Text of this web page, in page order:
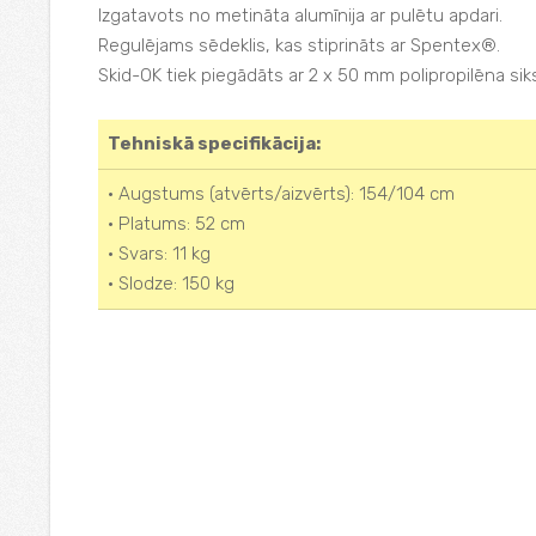
Izgatavots no metināta alumīnija ar pulētu apdari.
Regulējams sēdeklis, kas stiprināts ar Spentex®.
Skid-OK tiek piegādāts ar 2 x 50 mm polipropilēna
Tehniskā specifikācija:
• Augstums (atvērts/aizvērts): 154/104 cm
• Platums: 52 cm
• Svars: 11 kg
• Slodze: 150 kg